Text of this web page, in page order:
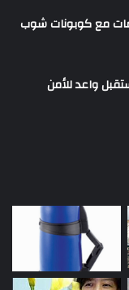
مع كوبونات شوب
واعد للأمن